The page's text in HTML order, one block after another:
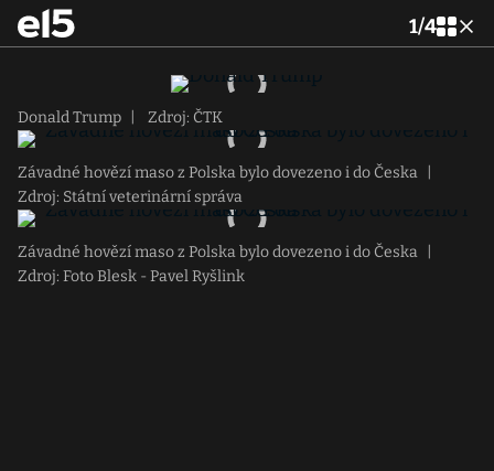
1/4
Donald Trump Zdroj: ČTK
Závadné hovězí maso z Polska bylo dovezeno i do Česka
Zdroj: Státní veterinární správa
Závadné hovězí maso z Polska bylo dovezeno i do Česka
Zdroj: Foto Blesk - Pavel Ryšlink